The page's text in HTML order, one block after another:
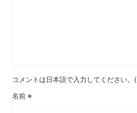
コメントは日本語で入力してください。
名前 ※